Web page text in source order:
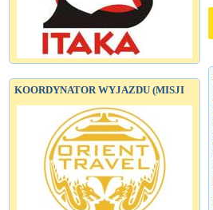
KOORDYNATOR WYJAZDU (MISJI